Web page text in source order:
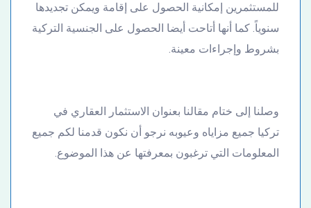
للمستثمرين إمكانية الحصول على إقامة ويمكن تجديدها
سنوياً. كما أنها أتاحت أيضا الحصول على الجنسية التركية
بشروط وإجراءات معينة.
وصلنا إلى ختام مقالنا بعنوان الاستثمار العقاري في
تركيا جميع مزاياه وعيوبه نرجو أن نكون قدمنا لكم جميع
المعلومات التي ترغبون بمعرفتها عن هذا الموضوع.